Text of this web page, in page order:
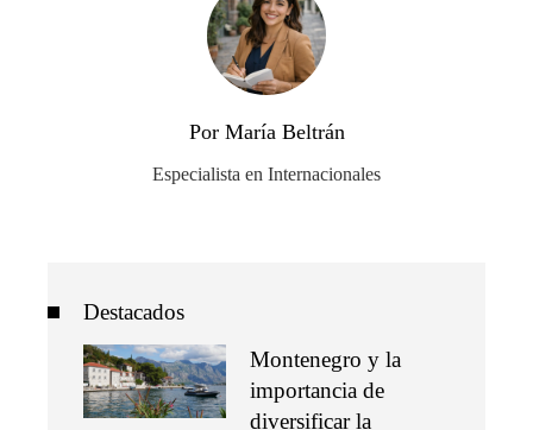
Por María Beltrán
Especialista en Internacionales
Destacados
Montenegro y la
importancia de
diversificar la